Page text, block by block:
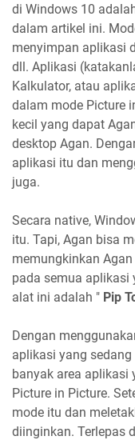
di Windows 10
dalam artikel ini.
menyimpan aplikasi
dll. Aplikasi
Kalkulator, atau
dalam mode Picture
kecil yang dapat
desktop Agan.
aplikasi itu dan
juga.
Secara native,
itu. Tapi, Agan bisa
memungkinkan
pada semua aplikasi
alat ini adalah " Pip
Dengan
aplikasi yang
banyak area aplikasi
Picture in Picture.
mode itu dan
diinginkan. Terlepas